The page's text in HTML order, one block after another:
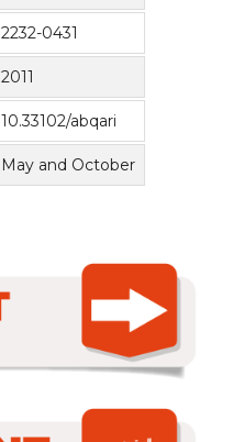
2232-0431
2011
10.33102/abqari
May and October